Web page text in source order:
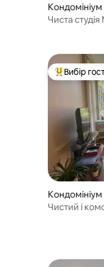
Кондомініум
Плезант
Чиста
Топ вибір
Вибір
Кондомініум
р, центр
Чистий і